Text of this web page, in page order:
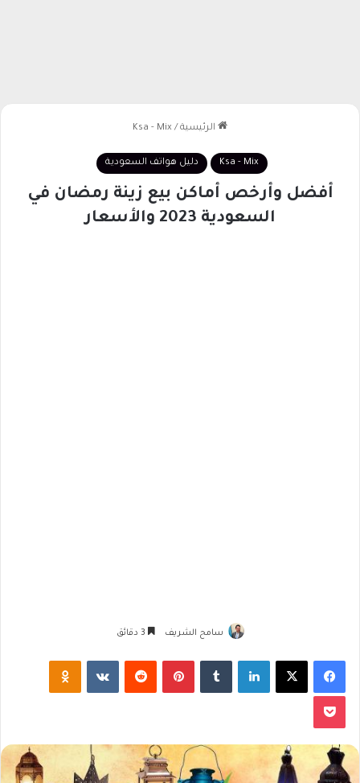
الرئيسية /
Ksa - Mix
Ksa - Mix دليل هواتف السعودية
أفضل وأرخص أماكن بيع زينة رمضان في
السعودية 2023 والأسعار
سامح الشريف
فيسبوك لينكدإن بينتيريست